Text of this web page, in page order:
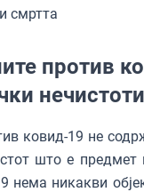
смртта
против
ковид-19 не
што е
нема никакви